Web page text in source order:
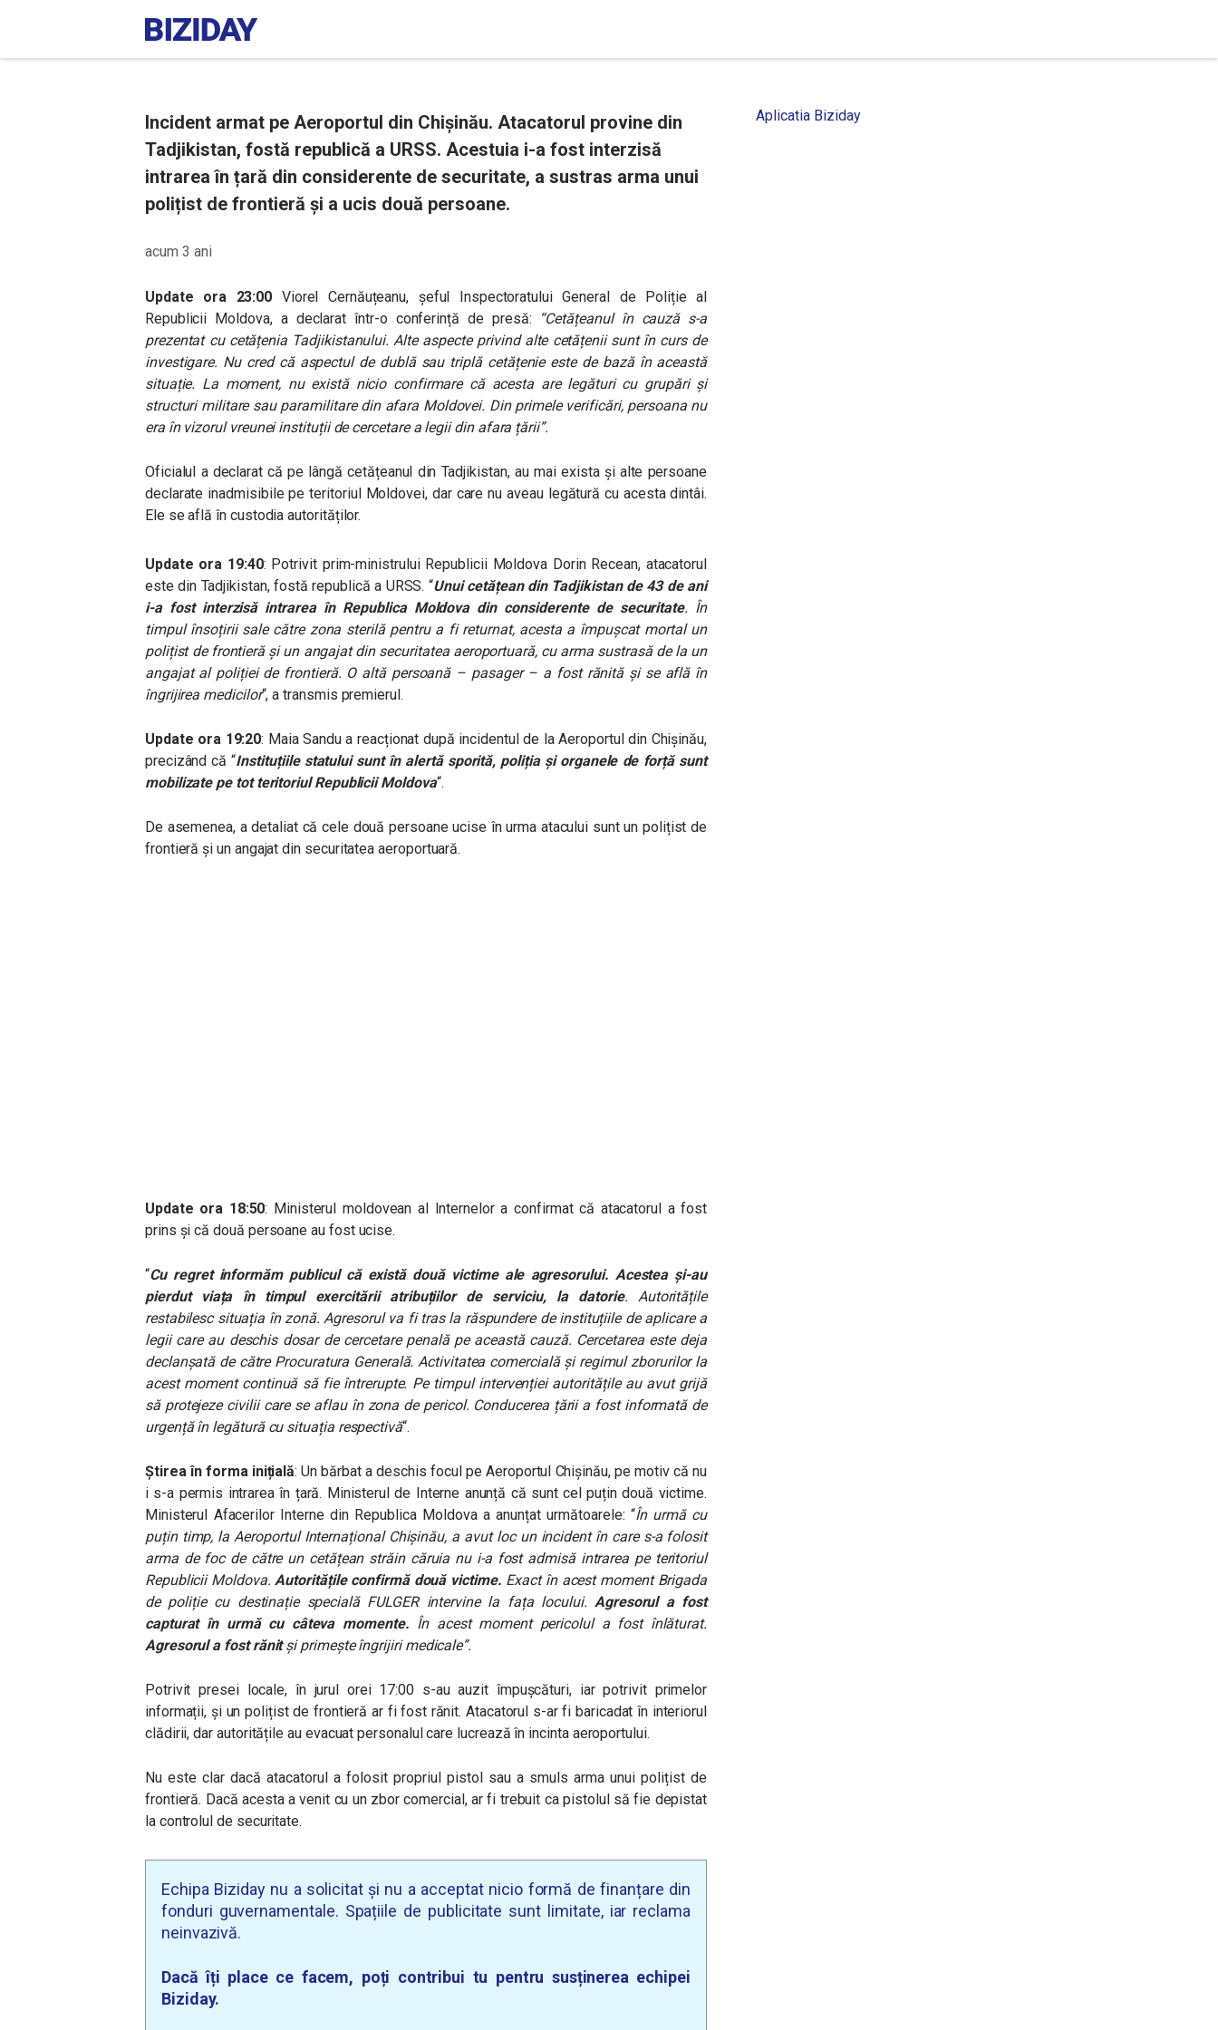
Incident armat pe Aeroportul din Chișinău. Atacatorul provine din
Tadjikistan, fostă republică a URSS. Acestuia i-a fost interzisă
intrarea în țară din considerente de securitate, a sustras arma unui
polițist de frontieră și a ucis două persoane.
acum 3 ani
Update ora 23:00 Viorel Cernăuțeanu, șeful Inspectoratului General de Poliție al
Republicii Moldova, a declarat într-o conferință de presă:
“Cetățeanul în cauză s-a
prezentat cu cetățenia Tadjikistanului. Alte aspecte privind alte cetățenii sunt în curs de
investigare. Nu cred că aspectul de dublă sau triplă cetățenie este de bază în această
situație. La moment, nu există nicio confirmare că acesta are legături cu grupări și
structuri militare sau paramilitare din afara Moldovei. Din primele verificări, persoana nu
era în vizorul vreunei instituții de cercetare a legii din afara țării”.
Oficialul a declarat că pe lângă cetățeanul din Tadjikistan, au mai exista și alte persoane
declarate inadmisibile pe teritoriul Moldovei, dar care nu aveau legătură cu acesta dintâi.
Ele se află în custodia autorităților.
Update ora 19:40: Potrivit prim-ministrului Republicii Moldova Dorin Recean, atacatorul
este din Tadjikistan, fostă republică a URSS. “Unui cetățean din Tadjikistan de 43 de ani
i-a fost interzisă intrarea în Republica Moldova din considerente de securitate. În
timpul însoțirii sale către zona sterilă pentru a fi returnat, acesta a împușcat mortal un
polițist de frontieră și un angajat din securitatea aeroportuară, cu arma sustrasă de la un
angajat al poliției de frontieră. O altă persoană – pasager – a fost rănită și se află în
îngrijirea medicilor“, a transmis premierul.
Update ora 19:20: Maia Sandu a reacționat după incidentul de la Aeroportul din Chișinău,
precizând că “Instituțiile statului sunt în alertă sporită, poliția și organele de forță sunt
mobilizate pe tot teritoriul Republicii Moldova“.
De asemenea, a detaliat că cele două persoane ucise în urma atacului sunt un polițist de
frontieră și un angajat din securitatea aeroportuară.
Update ora 18:50: Ministerul moldovean al Internelor a confirmat că atacatorul a fost
prins și că două persoane au fost ucise.
“Cu regret informăm publicul că există două victime ale agresorului. Acestea și-au
pierdut viața în timpul exercitării atribuțiilor de serviciu, la datorie. Autoritățile
restabilesc situația în zonă. Agresorul va fi tras la răspundere de instituțiile de aplicare a
legii care au deschis dosar de cercetare penală pe această cauză. Cercetarea este deja
declanșată de către Procuratura Generală. Activitatea comercială și regimul zborurilor la
acest moment continuă să fie întrerupte. Pe timpul intervenției autoritățile au avut grijă
să protejeze civilii care se aflau în zona de pericol. Conducerea țării a fost informată de
urgență în legătură cu situația respectivă“.
Știrea în forma inițială: Un bărbat a deschis focul pe Aeroportul Chișinău, pe motiv că nu
i s-a permis intrarea în țară. Ministerul de Interne anunță că sunt cel puțin două victime.
Ministerul Afacerilor Interne din Republica Moldova a anunțat următoarele: “În urmă cu
puțin timp, la Aeroportul Internațional Chișinău, a avut loc un incident în care s-a folosit
arma de foc de către un cetățean străin căruia nu i-a fost admisă intrarea pe teritoriul
Republicii Moldova.Autoritățile confirmă două victime. Exact în acest moment Brigada
de poliție cu destinație specială FULGER intervine la fața locului. Agresorul a fost
capturat în urmă cu câteva momente. În acest moment pericolul a fost înlăturat.
Agresorul a fost rănitși primește îngrijiri medicale”.
Potrivit presei locale, în jurul orei 17:00 s-au auzit împușcături, iar potrivit primelor
informații, și un polițist de frontieră ar fi fost rănit. Atacatorul s-ar fi baricadat în interiorul
clădirii, dar autoritățile au evacuat personalul care lucrează în incinta aeroportului.
Nu este clar dacă atacatorul a folosit propriul pistol sau a smuls arma unui polițist de
frontieră. Dacă acesta a venit cu un zbor comercial, ar fi trebuit ca pistolul să fie depistat
la controlul de securitate.
Echipa Biziday nu a solicitat și nu a acceptat nicio formă de finanțare din
fonduri guvernamentale. Spațiile de publicitate sunt limitate, iar reclama
neinvazivă.
Dacă îți place ce facem, poți contribui tu pentru susținerea echipei
Biziday.
Aplicatia Biziday